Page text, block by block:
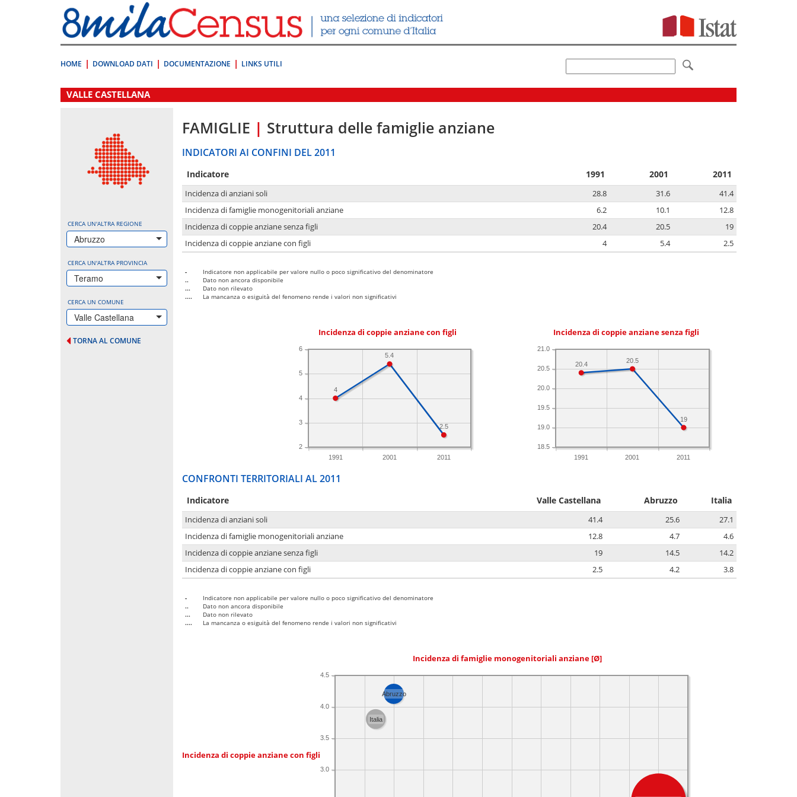
direttamente
a:
Contenuto
HOME DOWNLOAD DATI DOCUMENTAZIONE LINKS UTILI
.
VALLE CASTELLANA
CERCA UN'ALTRA REGIONE
Abruzzo
CERCA UN'ALTRA PROVINCIA
Teramo
CERCA UN COMUNE
Valle Castellana
TORNA AL COMUNE
FAMIGLIE | Struttura delle famiglie anziane
INDICATORI AI CONFINI DEL 2011
Indicatore 1991 2001 2011
Incidenza di anziani soli 28.8 31.6
41.4
Incidenza di famiglie monogenitoriali anziane
6.2 10.1
12.8
Incidenza di coppie anziane senza figli
20.4 20.5
19
Incidenza di coppie anziane con figli
4 5.4 2.5
-
Indicatore non applicabile per valore nullo o poco significativo del denominatore
..
Dato non ancora disponibile
...
Dato non rilevato
....
La mancanza o esiguità del fenomeno rende i valori non significativi
Incidenza di coppie anziane con figli
1991 2001 2011
2
3
4
5
6
2.5
5.4
4
Incidenza di coppie anziane senza figli
1991 2001 2011
18.5
19.0
19.5
20.0
20.5
21.0
19
20.5
20.4
CONFRONTI TERRITORIALI AL 2011
Indicatore Valle Castellana Abruzzo Italia
Incidenza di anziani soli 41.4 25.6
27.1
Incidenza di famiglie monogenitoriali anziane
12.8 4.7
4.6
Incidenza di coppie anziane senza figli
19 14.5
14.2
Incidenza di coppie anziane con figli
2.5 4.2 3.8
-
Indicatore non applicabile per valore nullo o poco significativo del denominatore
..
Dato non ancora disponibile
...
Dato non rilevato
....
La mancanza o esiguità del fenomeno rende i valori non significativi
Incidenza di famiglie monogenitoriali anziane [Ø]
Incidenza di coppie anziane con figli
3.0
3.5
4.0
4.5
Abruzzo
Italia